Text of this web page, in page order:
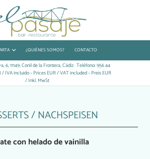
¿QUIÉNES SOMOS? CONTACTO
6, 11149, Conil de la Frontera, Cádiz · Teléfono: 956 44
/ IVA incluido – Prices EUR / VAT included – Preis EUR
/ Inkl. MwSt
/ NACHSPEISEN
con helado de vainilla